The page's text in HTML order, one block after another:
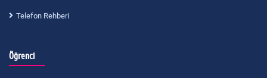
Telefon Rehberi
Öğrenci